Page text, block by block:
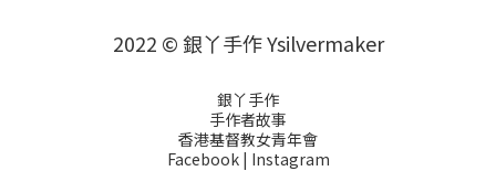
2022 © 銀丫手作 Ysilvermaker
銀丫手作
手作者故事
香港基督教女青年會
Facebook | Instagram